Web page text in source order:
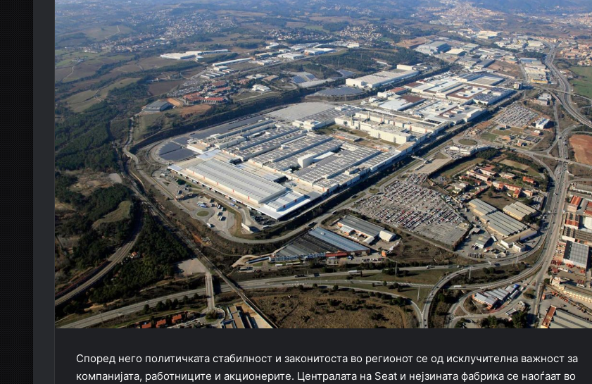
Според него политичката стабилност и законитоста во регионот се од исклучителна важност за
компанијата, работниците и акционерите. Централата на Seat и нејзината фабрика се наоѓаат во